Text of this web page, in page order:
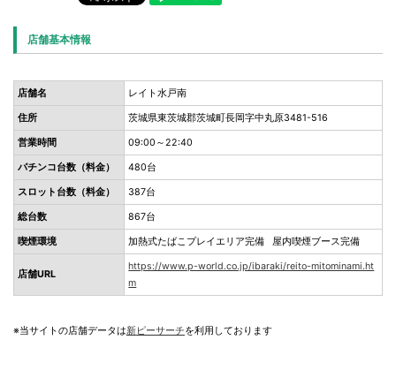
店舗基本情報
店舗名 レイト水戸南
住所 茨城県東茨城郡茨城町長岡字中丸原3481-516
営業時間 09:00～22:40
パチンコ台数（料金） 480台
スロット台数（料金） 387台
総台数 867台
喫煙環境 加熱式たばこプレイエリア完備 屋内喫煙ブース完備
店舗URL
https://www.p-world.co.jp/ibaraki/reito-mitominami.ht
m
※当サイトの店舗データは新ピーサーチを利用しております